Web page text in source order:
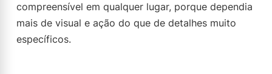
compreensível em qualquer lugar, porque dependia
mais de visual e ação do que de detalhes muito
específicos.